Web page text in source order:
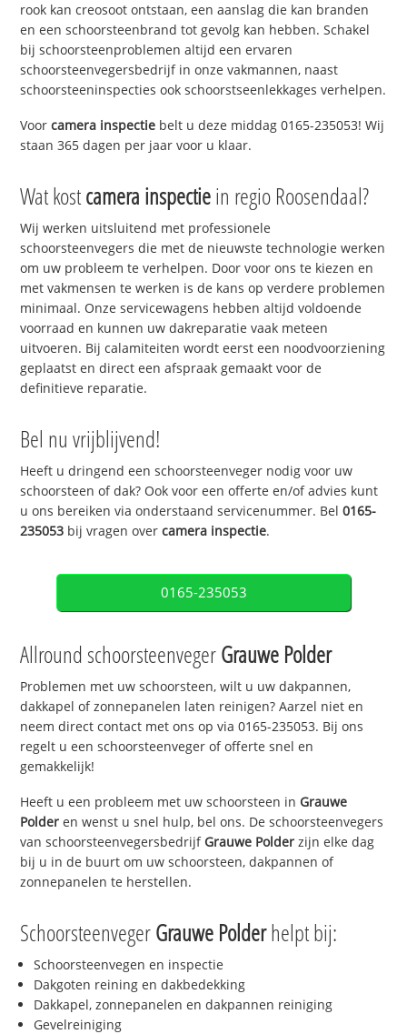
rook kan creosoot ontstaan, een aanslag die kan branden
en een schoorsteenbrand tot gevolg kan hebben. Schakel
bij schoorsteenproblemen altijd een ervaren
schoorsteenvegersbedrijf in onze vakmannen, naast
schoorsteeninspecties ook schoorstseenlekkages verhelpen.
Voorcamera inspectie belt u deze middag 0165-235053! Wij
staan 365 dagen per jaar voor u klaar.
Wat kostcamera inspectiein regio Roosendaal?
Wij werken uitsluitend met professionele
schoorsteenvegers die met de nieuwste technologie werken
om uw probleem te verhelpen. Door voor ons te kiezen en
met vakmensen te werken is de kans op verdere problemen
minimaal. Onze servicewagens hebben altijd voldoende
voorraad en kunnen uw dakreparatie vaak meteen
uitvoeren. Bij calamiteiten wordt eerst een noodvoorziening
geplaatst en direct een afspraak gemaakt voor de
definitieve reparatie.
Bel nu vrijblijvend!
Heeft u dringend een schoorsteenveger nodig voor uw
schoorsteen of dak? Ook voor een offerte en/of advies kunt
u ons bereiken via onderstaand servicenummer. Bel0165-
235053 bij vragen overcamera inspectie.
0165-235053
Allround schoorsteenvegerGrauwe Polder
Problemen met uw schoorsteen, wilt u uw dakpannen,
dakkapel of zonnepanelen laten reinigen? Aarzel niet en
neem direct contact met ons op via 0165-235053. Bij ons
regelt u een schoorsteenveger of offerte snel en
gemakkelijk!
Heeft u een probleem met uw schoorsteen in Grauwe
Polder en wenst u snel hulp, bel ons. De schoorsteenvegers
van schoorsteenvegersbedrijf Grauwe Polder zijn elke dag
bij u in de buurt om uw schoorsteen, dakpannen of
zonnepanelen te herstellen.
SchoorsteenvegerGrauwe Polderhelpt bij:
Schoorsteenvegen en inspectie
Dakgoten reining en dakbedekking
Dakkapel, zonnepanelen en dakpannen reiniging
Gevelreiniging